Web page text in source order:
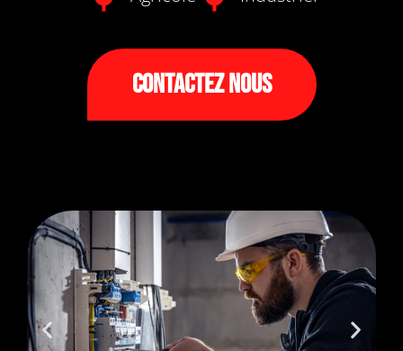
Contactez Nous